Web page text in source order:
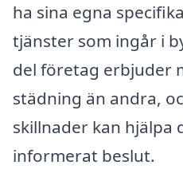
ha sina egna
tjänster som ingår i
del företag erbjuder
städning än andra,
skillnader kan hjälpa
informerat beslut.